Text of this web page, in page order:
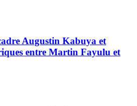
Augustin Kabuya et
entre Martin Fayulu et